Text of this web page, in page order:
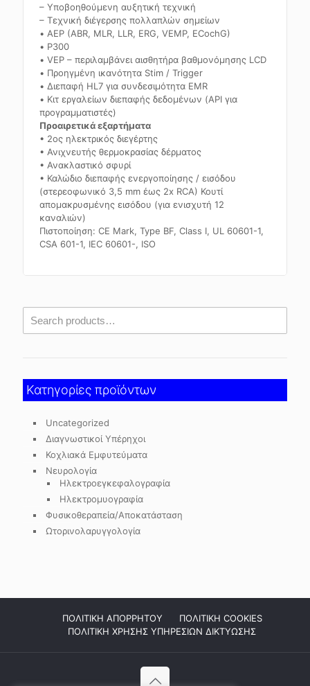
– Υποβοηθούμενη αυξητική τεχνική
– Τεχνική διέγερσης πολλαπλών σημείων
• AEP (ABR, MLR, LLR, ERG, VEMP, ECochG)
• Ρ300
• VEP – περιλαμβάνει αισθητήρα βαθμονόμησης LCD
• Προηγμένη ικανότητα Stim / Trigger
• Διεπαφή HL7 για συνδεσιμότητα EMR
• Κιτ εργαλείων διεπαφής δεδομένων (API για
προγραμματιστές)
Προαιρετικά εξαρτήματα
• 2ος ηλεκτρικός διεγέρτης
• Ανιχνευτής θερμοκρασίας δέρματος
• Ανακλαστικό σφυρί
• Καλώδιο διεπαφής ενεργοποίησης / εισόδου
(στερεοφωνικό 3,5 mm έως 2x RCA) Κουτί
απομακρυσμένης εισόδου (για ενισχυτή 12
καναλιών)
Πιστοποίηση: CE Mark, Type BF, Class I, UL 60601-1,
CSA 601-1, IEC 60601-, ISO
Κατηγορίες προϊόντων
Uncategorized
Διαγνωστικοί Υπέρηχοι
Κοχλιακά Εμφυτεύματα
Νευρολογία
Ηλεκτροεγκεφαλογραφία
Ηλεκτρομυογραφία
Φυσικοθεραπεία/Αποκατάσταση
Ωτορινολαρυγγολογία
ΠΟΛΙΤΙΚΗ ΑΠΟΡΡΗΤΟΥ
ΠΟΛΙΤΙΚΗ COOKIES
ΠΟΛΙΤΙΚΗ ΧΡΗΣΗΣ ΥΠΗΡΕΣΙΩΝ ΔΙΚΤΥΩΣΗΣ